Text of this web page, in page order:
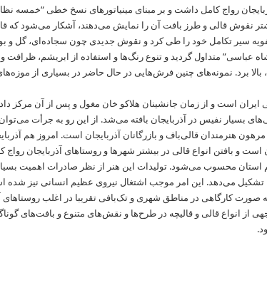
رواج کامل داشت و بر مبنای مینیاتورهای نسخ خطی “خمسه
نقوش قالی و طرز بافت آن را نمایش می‌دهند، آشکار می‌شود که
سیر تکامل خود را طی کرد و نقوش جدیدی چون سجاده‌ای، گل و
متداول گردید و تنوع رنگ‌ها و استفاده از ابریشم، ظرافت و
بالا برد. نمونه‌های چنین فرش‌هایی در حال حاضر در بسیاری از
ایران است و از زمان جانشینان هلاکو خان مغول و پس از آن مرکز
بسیار نفیس در آذربایجان بافته می‌شد. از این رو به جرأت
مرهون هنرمندان قالی‌باف و بازرگانان آذربایجان است. امروز هم
است و بافتن انواع قالی در بیشتر شهرها و روستاهای آذربایجان رواج
استان محسوب می‌شود. تولیدات این هنر از نظر صادرات اهمیت بسیار
را تشکیل می‌دهد. این امر موجب اشتغال نیروی عظیم انسانی نیز
صورت کارگاهی در مناطق شهری و تک‌بافی تقریبا در اغلب روستاهای
از انواع قالی و قالیچه در طرح‌ها و نقش‌های متنوع و بافت‌های